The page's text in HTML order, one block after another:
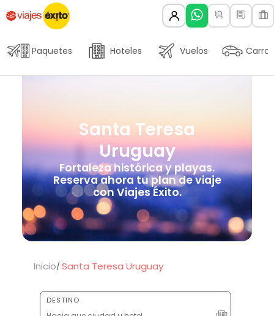
Paquetes Hoteles Vuelos Carros
Santa Teresa
Uruguay
Fortaleza histórica y playas.
Reserva ahora tu plan de viaje
con Viajes Éxito.
Inicio Santa Teresa Uruguay
DESTINO